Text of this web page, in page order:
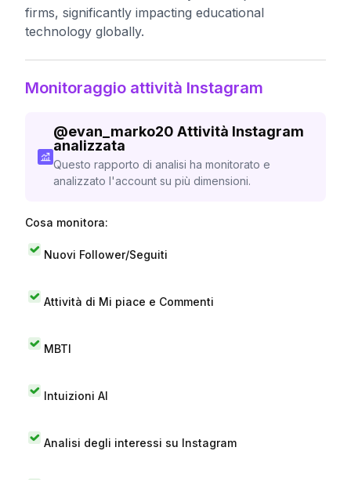
firms, significantly impacting educational
technology globally.
Monitoraggio attività Instagram
@evan_marko20 Attività Instagram
analizzata
Questo rapporto di analisi ha monitorato e
analizzato l'account su più dimensioni.
Cosa monitora:
Nuovi Follower/Seguiti
Attività di Mi piace e Commenti
MBTI
Intuizioni AI
Analisi degli interessi su Instagram